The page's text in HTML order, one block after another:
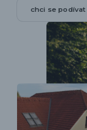
chci se podívat